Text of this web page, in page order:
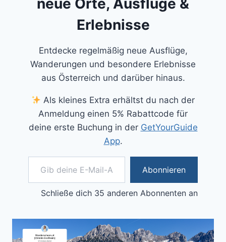
neue Orte, Ausflüge &
Erlebnisse
Entdecke regelmäßig neue Ausflüge,
Wanderungen und besondere Erlebnisse
aus Österreich und darüber hinaus.
Als kleines Extra erhältst du nach der
Anmeldung einen 5% Rabattcode für
deine erste Buchung in der GetYourGuide
App.
Gib deine E-Mail-Adresse ein ...
Abonnieren
Schließe dich 35 anderen Abonnenten an